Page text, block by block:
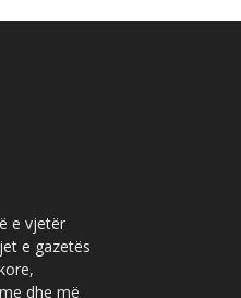
e vjetër
e gazetës
dhe më